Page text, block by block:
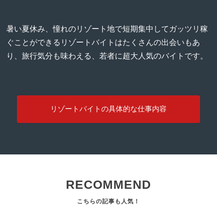
暑い夏休み、憧れのリゾート地で短期集中してガッツリ稼
ぐことができるリゾートバイトはたくさんの出会いもあ
り、旅行気分も味わえる、若者に超大人気のバイトです。
リゾートバイトの具体的な仕事内容
RECOMMEND